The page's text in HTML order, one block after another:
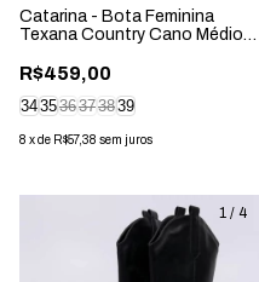
Catarina - Bota Feminina
Texana Country Cano Médio
R$459,00
343536373839
8 xde R$57,38 sem juros
1 / 4